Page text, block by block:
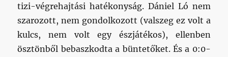
tizi-végrehajtási hatékonyság. Dániel Ló nem
szarozott, nem gondolkozott (valszeg ez volt a
kulcs, nem volt egy észjátékos), ellenben
ösztönből bebaszkodta a büntetőket. És a 0:0-